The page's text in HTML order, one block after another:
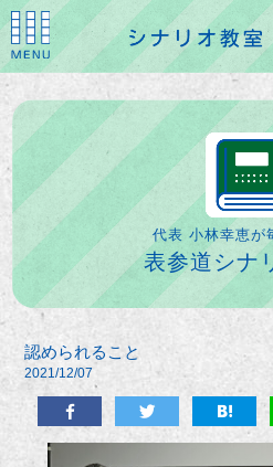
代表 小林幸恵が
表参道シナ
認められること
2021/12/07